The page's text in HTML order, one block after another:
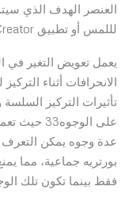
العنصر الهدف الذي
لللمس أو تطبيق Creator على الهاتف الذكي.
الانحرافات أثناء
تأثيرات التركيز السلسة
على
عدة وجوه يمكن
بورتريه جماعية، مما
فقط بينما تكون تلك